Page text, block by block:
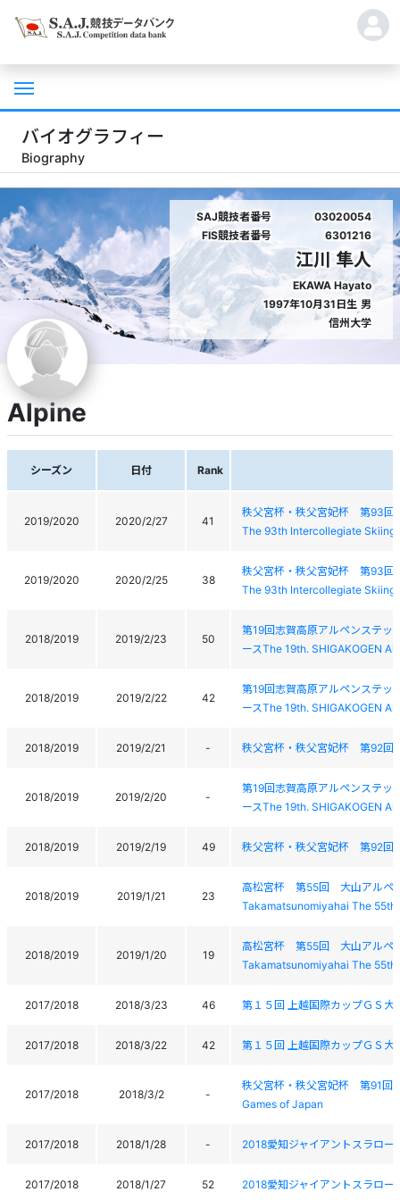
バイオグラフィー
Biography
SAJ競技者番号
03020054
FIS競技者番号
6301216
江川 隼人
EKAWA Hayato
1997年10月31日生 男
信州大学
Alpine
シーズン 日付 Rank
2019/2020 2020/2/27 41
秩父宮杯・秩父宮妃杯 第93回
The 93th Intercollegiate Skiing
2019/2020 2020/2/25 38
秩父宮杯・秩父宮妃杯 第93回
The 93th Intercollegiate Skiing
2018/2019 2019/2/23 50
第19回志賀高原アルペンステッ
ースThe 19th. SHIGAKOGEN
2018/2019 2019/2/22 42
第19回志賀高原アルペンステッ
ースThe 19th. SHIGAKOGEN
2018/2019 2019/2/21 - 秩父宮杯・秩父宮妃杯 第92回
2018/2019 2019/2/20 -
第19回志賀高原アルペンステッ
ースThe 19th. SHIGAKOGEN
2018/2019 2019/2/19 49 秩父宮杯・秩父宮妃杯 第92回
2018/2019 2019/1/21 23
高松宮杯 第55回 大山アルペ
Takamatsunomiyahai The 55th
2018/2019 2019/1/20 19
高松宮杯 第55回 大山アルペ
Takamatsunomiyahai The 55th
2017/2018 2018/3/23 46 第１５回 上越国際カップＧＳ大
2017/2018 2018/3/22 42 第１５回 上越国際カップＧＳ大
2017/2018 2018/3/2 -
秩父宮杯・秩父宮妃杯 第91回
Games of Japan
2017/2018 2018/1/28 - 2018愛知ジャイアントスラロー
2017/2018 2018/1/27 52 2018愛知ジャイアントスラロー